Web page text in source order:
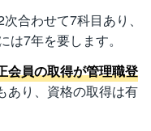
合わせて7科目あり、
7年を要します。
会員の取得が管理職登
あり、資格の取得は有